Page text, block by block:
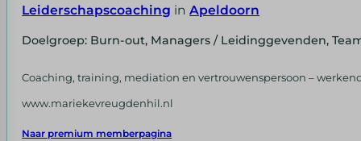
Leiderschapscoaching inApeldoorn
Doelgroep: Burn-out, Managers / Leidinggevenden,
Coaching, training, mediation en vertrouwenspersoon –
www.mariekevreugdenhil.nl
Naar premium memberpagina